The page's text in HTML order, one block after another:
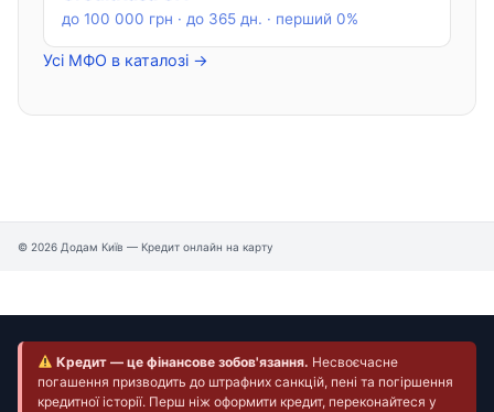
до 100 000 грн · до 365 дн. · перший 0%
Усі МФО в каталозі →
© 2026 Додам Київ — Кредит онлайн на карту
Кредит — це фінансове зобов'язання. Несвоєчасне
погашення призводить до штрафних санкцій, пені та погіршення
кредитної історії. Перш ніж оформити кредит, переконайтеся у